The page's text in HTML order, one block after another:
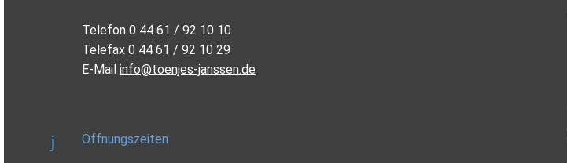
Telefon 0 44 61 / 92 10 10
Telefax 0 44 61 / 92 10 29
E-Mail info@toenjes-janssen.de
Öffnungszeiten